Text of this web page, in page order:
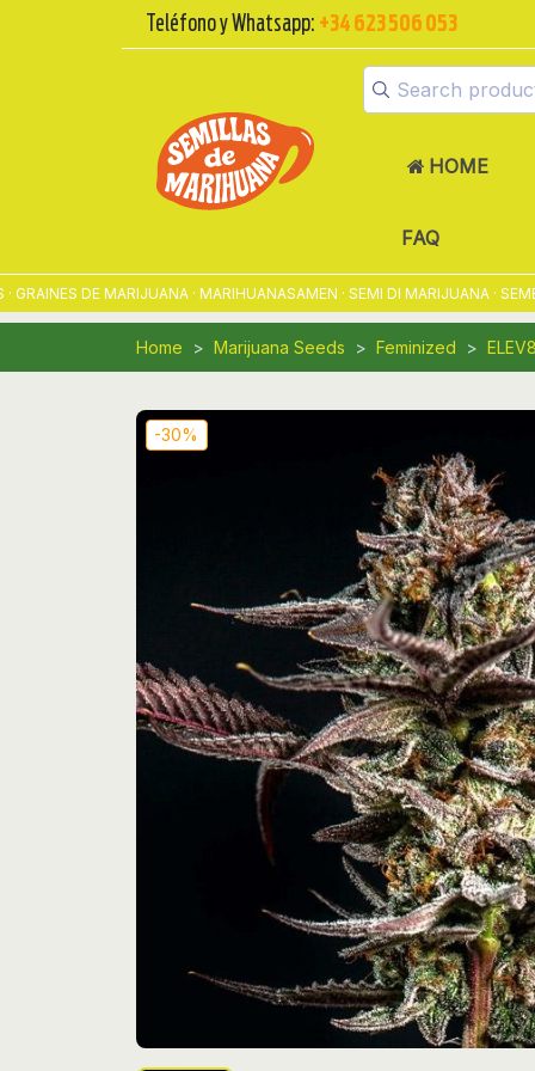
Teléfono y Whatsapp: +34 623 506 053
HOME
FAQ
DE MARIJUANA · MARIHUANASAMEN · SEMI DI MARIJUANA ·
Home Marijuana Seeds Feminized
-30%